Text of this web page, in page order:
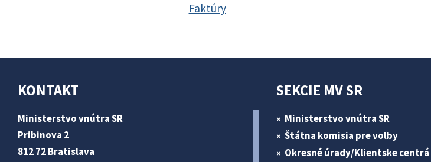
Faktúry
KONTAKT
Ministerstvo vnútra SR
Pribinova 2
812 72 Bratislava
SEKCIE MV SR
Ministerstvo vnútra SR
Štátna komisia pre volby
Okresné úrady/Klientske centrá